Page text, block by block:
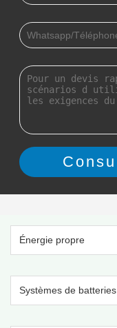
Énergie propre
Systèmes de batteries